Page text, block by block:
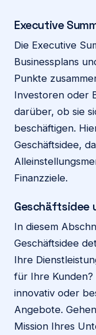
Executive
Die Executive
Businessplans
Punkte
Investoren oder
darüber, ob sie
beschäftigen.
Geschäftsidee,
Finanzziele.
Geschäftsidee
In diesem
Geschäftsidee
Ihre
für Ihre
innovativ oder
Angebote.
Mission Ihres